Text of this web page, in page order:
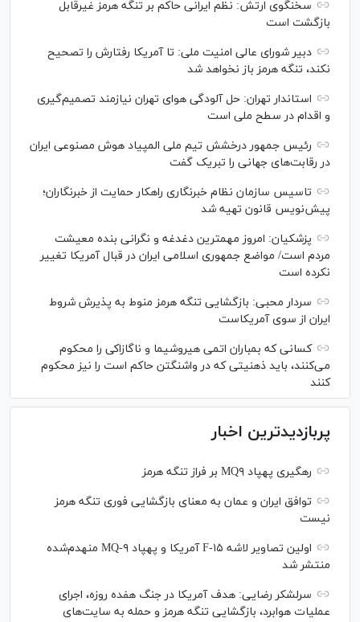
سخنگوی ارتش: نظم ایرانی حاکم بر تنگه هرمز غیرقابل
بازگشت است
دبیر شورای عالی امنیت ملی: تا آمریکا رفتارش را تصحیح
نکند، تنگه هرمز باز نخواهد شد
استاندار تهران: حل آلودگی هوای تهران نیازمند تصمیم‌گیری
و اقدام در سطح ملی است
رئیس جمهور درخشش تیم ملی المپیاد هوش مصنوعی ایران
در رقابت‌های جهانی را تبریک گفت
تاسیس سازمان نظام خبرنگاری راهکار حمایت از خبرنگاران؛
پیش‌نویس قانون تهیه شد
پزشکیان: امروز مهمترین دغدغه و نگرانی بنده معیشت
مردم است/ مواضع جمهوری اسلامی ایران در قبال آمریکا تغییر
نکرده است
سردار محبی: بازگشایی تنگه هرمز منوط به پذیرش شروط
ایران از سوی آمریکاست
کسانی که بمباران اتمی هیروشیما و ناگازاکی را محکوم
می‌کنند، باید ذهنیتی که در واشنگتن حاکم است را نیز محکوم
کنند
پربازدیدترین اخبار
رهگیری پهپاد MQ۹ بر فراز تنگه هرمز
توافق ایران و عمان به معنای بازگشایی فوری تنگه هرمز
نیست
اولین تصاویر لاشه F-۱۵ آمریکا و پهپاد MQ-۹ منهدم‌شده
منتشر شد
سرلشکر رضایی: هدف آمریکا در جنگ هفده روزه، اجرای
عملیات هوابرد، بازگشایی تنگه هرمز و حمله به سایت‌های